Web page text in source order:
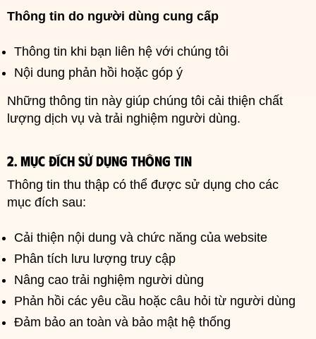
Thông tin do người dùng cung cấp
Thông tin khi bạn liên hệ với chúng tôi
Nội dung phản hồi hoặc góp ý
Những thông tin này giúp chúng tôi cải thiện chất
lượng dịch vụ và trải nghiệm người dùng.
2. Mục đích sử dụng thông tin
Thông tin thu thập có thể được sử dụng cho các
mục đích sau:
Cải thiện nội dung và chức năng của website
Phân tích lưu lượng truy cập
Nâng cao trải nghiệm người dùng
Phản hồi các yêu cầu hoặc câu hỏi từ người dùng
Đảm bảo an toàn và bảo mật hệ thống